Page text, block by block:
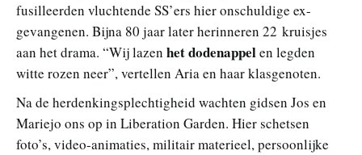
fusilleerden vluchtende SS’ers hier onschuldige ex-
gevangenen. Bijna 80 jaar later herinneren 22 kruisjes
aan het drama. “Wij lazen het dodenappelen legden
witte rozen neer”, vertellen Aria en haar klasgenoten.
Na de herdenkingsplechtigheid wachten gidsen Jos en
Mariejo ons op in Liberation Garden. Hier schetsen
foto’s, video-animaties, militair materieel, persoonlijke